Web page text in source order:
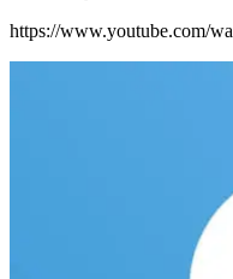
https://www.youtube.com/